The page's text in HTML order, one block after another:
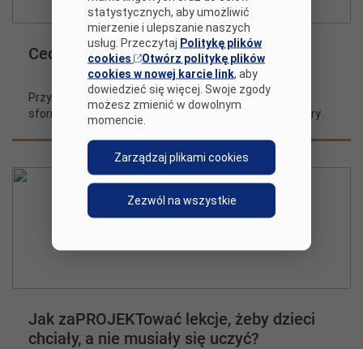
Cechy dobrego projektu
Przynosi konkretne rezultaty, ma precyzyjnie
sformułowane początek i koniec. Po czym poznać dobry
Jak zaPROJEKTować lekcje, żeby dzieci
chciały, a nie musiały się uczyć?
statystycznych, aby umożliwić
mierzenie i ulepszanie naszych
usług. Przeczytaj Politykę plików
cookies
Otwórz politykę plików
cookies w nowej karcie link , aby
dowiedzieć się więcej. Swoje zgody
możesz zmienić w dowolnym
momencie.
Zarządzaj plikami cookies
Zezwól na wszystkie